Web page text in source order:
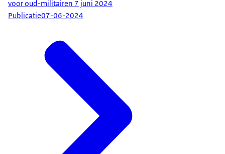
voor oud-militairen 7 juni 2024
Publicatie07-06-2024